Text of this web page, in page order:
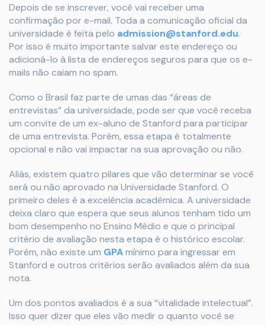
Depois de se inscrever, você vai receber uma
confirmação por e-mail. Toda a comunicação oficial da
universidade é feita pelo admission@stanford.edu.
Por isso é muito importante salvar este endereço ou
adicioná-lo à lista de endereços seguros para que os e-
mails não caiam no spam.
Como o Brasil faz parte de umas das “áreas de
entrevistas” da universidade, pode ser que você receba
um convite de um ex-aluno de Stanford para participar
de uma entrevista. Porém, essa etapa é totalmente
opcional e não vai impactar na sua aprovação ou não.
Aliás, existem quatro pilares que vão determinar se você
será ou não aprovado na Universidade Stanford. O
primeiro deles é a excelência acadêmica. A universidade
deixa claro que espera que seus alunos tenham tido um
bom desempenho no Ensino Médio e que o principal
critério de avaliação nesta etapa é o histórico escolar.
Porém, não existe um GPAmínimo para ingressar em
Stanford e outros critérios serão avaliados além da sua
nota.
Um dos pontos avaliados é a sua “vitalidade intelectual”.
Isso quer dizer que eles vão medir o quanto você se